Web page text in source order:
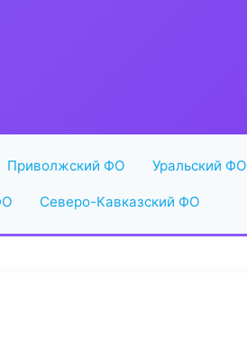
Приволжский ФО Уральский ФО
Северо-Кавказский ФО